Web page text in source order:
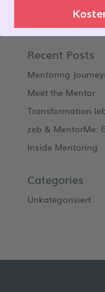
Recent Posts
Mentoring
Meet the Mentor
Transformation
zeb & MentorMe:
Inside Mentoring
Categories
Unkategorisiert